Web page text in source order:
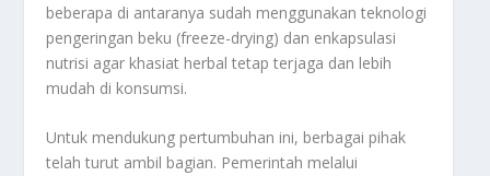
beberapa di antaranya sudah menggunakan teknologi
pengeringan beku (freeze-drying) dan enkapsulasi
nutrisi agar khasiat herbal tetap terjaga dan lebih
mudah di konsumsi.
Untuk mendukung pertumbuhan ini, berbagai pihak
telah turut ambil bagian. Pemerintah melalui